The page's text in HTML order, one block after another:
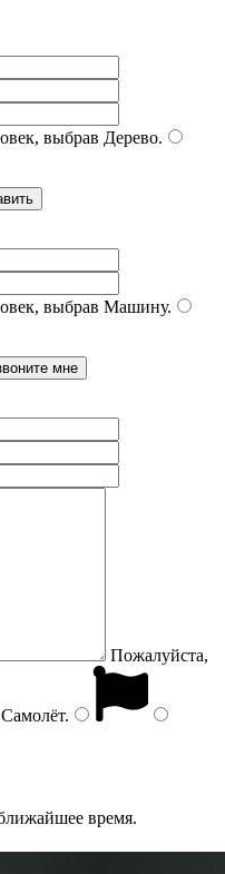
выбрав Дерево.
выбрав Машину.
Пожалуйста,
Самолёт.
время.